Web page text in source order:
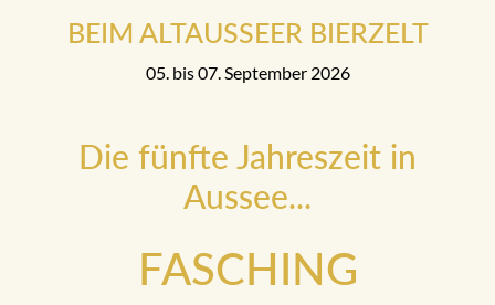
BEIM ALTAUSSEER BIERZELT
05. bis 07. September 2026
Die fünfte Jahreszeit in
Aussee...
FASCHING